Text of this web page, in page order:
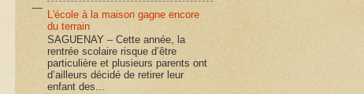
L'école à la maison gagne encore
du terrain
SAGUENAY – Cette année, la
rentrée scolaire risque d’être
particulière et plusieurs parents ont
d’ailleurs décidé de retirer leur
enfant des...